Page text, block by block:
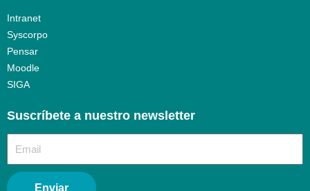
Intranet
Syscorpo
Pensar
Moodle
SIGA
Suscríbete a nuestro newsletter​
Enviar